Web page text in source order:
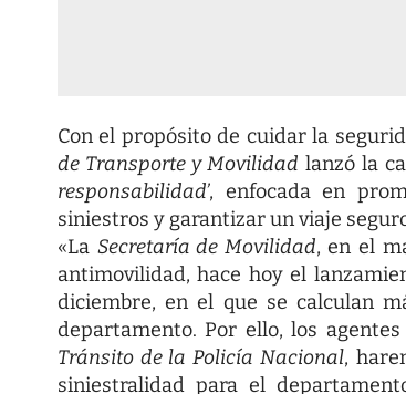
Con el propósito de cuidar la
de Transporte y Movilidad lanzó la
responsabilidad’, enfocada en
siniestros y garantizar un viaje
«La Secretaría de Movilidad, en el
antimovilidad, hace hoy el
diciembre, en el que se calculan
departamento. Por ello, los
Tránsito de la Policía Nacional,
siniestralidad para el